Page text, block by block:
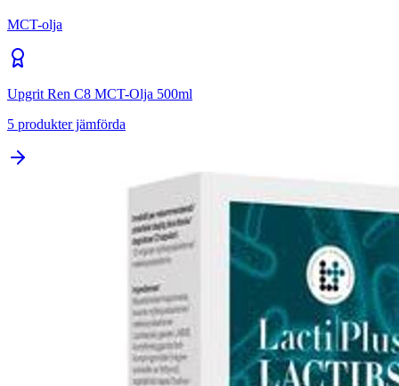
MCT-olja
Upgrit Ren C8 MCT-Olja 500ml
5 produkter jämförda